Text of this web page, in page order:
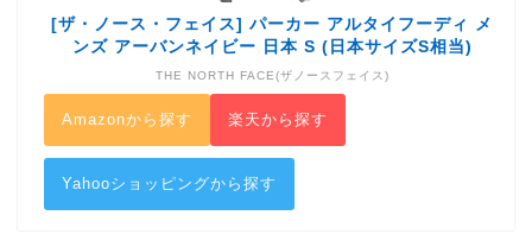
[ザ・ノース・フェイス] パーカー アルタイフーディ メ
ンズ アーバンネイビー 日本 S (日本サイズS相当)
THE NORTH FACE(ザノースフェイス)
Amazonから探す 楽天から探す
Yahooショッピングから探す